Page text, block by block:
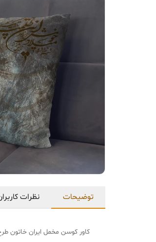
توضیحات نظرات
کاور کوسن مخمل ایران خاتون